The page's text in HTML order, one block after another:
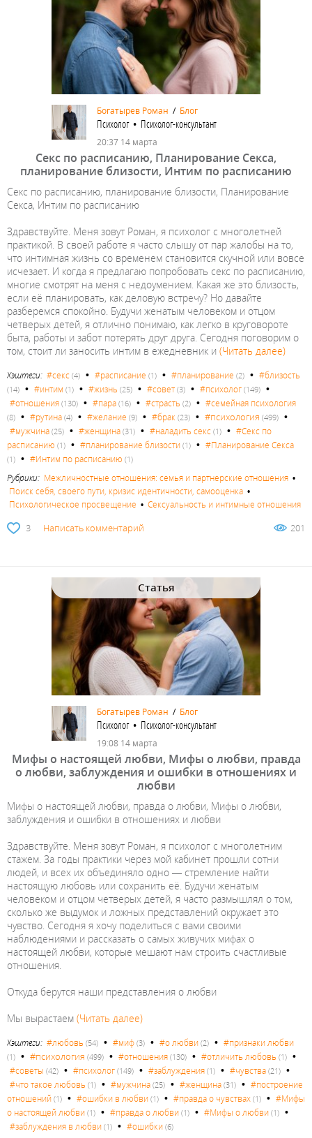
Богатырев Роман / Блог
Психолог • Психолог-консультант
20:37 14 марта
Секс по расписанию, Планирование Секса,
планирование близости, Интим по расписанию
Секс по расписанию, планирование близости, Планирование
Секса, Интим по расписанию
Здравствуйте. Меня зовут Роман, я психолог с многолетней
практикой. В своей работе я часто слышу от пар жалобы на то,
что интимная жизнь со временем становится скучной или вовсе
исчезает. И когда я предлагаю попробовать секс по расписанию,
многие смотрят на меня с недоумением. Какая же это близость,
если её планировать, как деловую встречу? Но давайте
разберемся спокойно. Будучи женатым человеком и отцом
четверых детей, я отлично понимаю, как легко в круговороте
быта, работы и забот потерять друг друга. Сегодня поговорим о
том, стоит ли заносить интим в ежедневник и (Читать далее)
Хэштеги: #секс (4) • #расписание (1) • #планирование (2) • #близость
(14) • #интим (1) • #жизнь (25) • #совет(3) • #психолог (149) •
#отношения (130) • #пара (16) • #страсть (2) • #семейная психология
(8) • #рутина (4) • #желание (9) • #брак (23) • #психология (499) •
#мужчина (25) • #женщина (31) • #наладить секс (1) • #Секс по
расписанию (1) • #планирование близости (1) • #Планирование Секса
(1) • #Интим по расписанию (1)
Рубрики: Межличностные отношения: семья и партнерские отношения •
Поиск себя, своего пути, кризис идентичности, самооценка •
Психологическое просвещение • Сексуальность и интимные отношения
3 Написать комментарий 201
Статья
Богатырев Роман / Блог
Психолог • Психолог-консультант
19:08 14 марта
Мифы о настоящей любви, Мифы о любви, правда
о любви, заблуждения и ошибки в отношениях и
любви
Мифы о настоящей любви, правда о любви, Мифы о любви,
заблуждения и ошибки в отношениях и любви
Здравствуйте. Меня зовут Роман, я психолог с многолетним
стажем. За годы практики через мой кабинет прошли сотни
людей, и всех их объединяло одно — стремление найти
настоящую любовь или сохранить её. Будучи женатым
человеком и отцом четверых детей, я часто размышлял о том,
сколько же выдумок и ложных представлений окружает это
чувство. Сегодня я хочу поделиться с вами своими
наблюдениями и рассказать о самых живучих мифах о
настоящей любви, которые мешают нам строить счастливые
отношения.
Откуда берутся наши представления о любви
Мы вырастаем (Читать далее)
Хэштеги: #любовь (54) • #миф (3) • #о любви (2) • #признаки любви
(1) • #психология (499) • #отношения (130) • #отличить любовь (1) •
#советы (42) • #психолог (149) • #заблуждения (1) • #чувства (21) •
#что такое любовь (1) • #мужчина (25) • #женщина (31) • #построение
отношений (1) • #ошибки в любви (1) • #правда о чувствах (1) • #Мифы
о настоящей любви (1) • #правда о любви (1) • #Мифы о любви (1) •
#заблуждения в любви (1) • #ошибки (6)